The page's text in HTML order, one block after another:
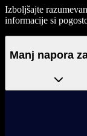
Izboljšajte
informacije si
Manj napora